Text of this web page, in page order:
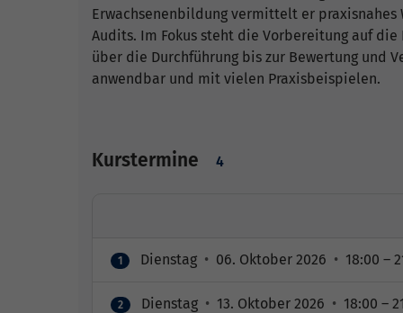
Erwachsenenbildung vermittelt er
Audits. Im Fokus steht die Vorbereitung auf
über die Durchführung bis zur Bewertung und
anwendbar und mit vielen Praxisbeispielen.
Kurstermine 4
1 Dienstag • 06. Oktober 2026 • 18:00 –
2 Dienstag • 13. Oktober 2026 • 18:00 –